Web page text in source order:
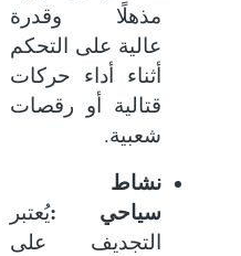
مذهلًا وقدرة
عالية على التحكم
أثناء أداء حركات
قتالية أو رقصات
شعبية.
نشاط
سياحي
:يُعتبر
التجديف على